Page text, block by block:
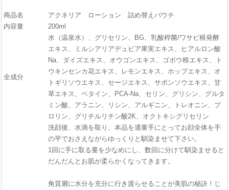
商品名
アクネリア ローション 詰め替えパウチ
内容量
200ml
全成分
水（温泉水）、グリセリン、BG、乳酸桿菌/ワサビ根発酵
エキス、ミルシアリアデュビア果実エキス、ヒアルロン酸
Na、ダイズエキス、オウゴンエキス、ゴボウ根エキス、ト
ウキンセンカ花エキス、レモンエキス、ホップエキス、オ
トギリソウエキス、セージエキス、サボンソウエキス、甘
草エキス、ベタイン、PCA-Na、セリン、グリシン、グルタ
ミン酸、アラニン、リシン、アルギニン、トレオニン、プ
ロリン、グリチルリチン酸2K、オクトキシグリセリン
洗顔後、水滴を取り、本品を適量手にとってお顔全体を手
の平でおさえながらゆっくりと馴染ませて下さい。
1回に手に取る量を少なめにし、数回に分けて馴染ませると
だんだんとお肌が柔らかくなってきます。
角質層に水分を充分に行き渡らせることが美肌の秘訣！じ